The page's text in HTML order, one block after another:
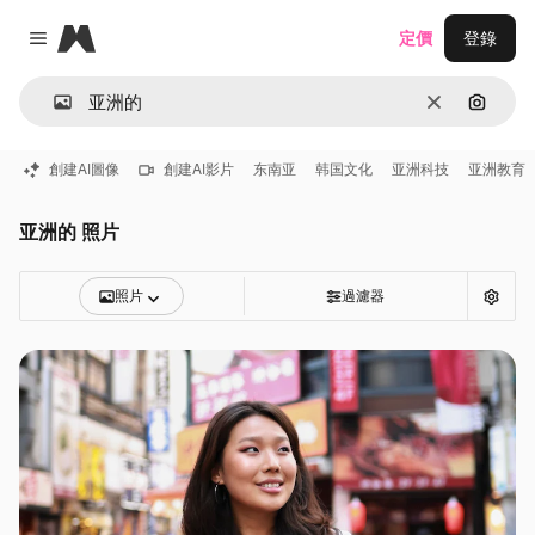
Close menu
Magnific
清除 通過圖
定價 登錄
創建AI圖像 創建AI影片 东南亚 韩国文化 亚洲科技 亚洲教育
亚洲的 照片
照片 過濾器